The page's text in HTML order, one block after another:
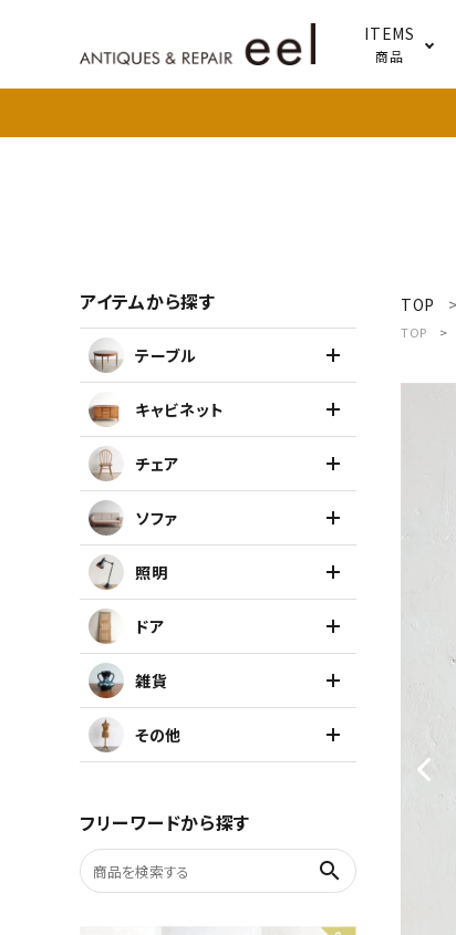
ITEMS
商品
アイテムを探す
テーブル
キャビネット
チェア
ソファ
照明
雑貨
TOP
TOP
アイテムから探す
テーブル
キャビネット
チェア
ソファ
照明
ドア
雑貨
その他
フリーワードから探す
search